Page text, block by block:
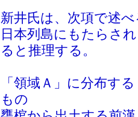
新井氏は、次項で述
日本列島にもたらさ
ると推理する。
「領域Ａ」に分布する
もの